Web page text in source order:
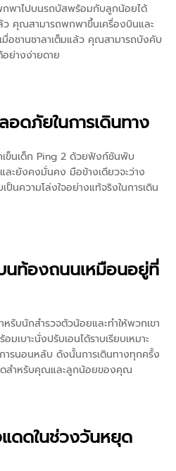
พาไปบนรถบัสพร้อมกับลูกน้อยได้
ว คุณสามารถพกพาขึ้นเครื่องบินและ
เมื่อชานชาลาเต็มแล้ว คุณสามารถบังคับ
ย่างง่ายดาย
อดภัยในการเดินทาง
ข็นเด็ก Ping 2 ด้วยฟังก์ชันพับ
ละยังคงมั่นคง มือข้างเดียวจะว่าง
ความโล่งใจอย่างแท้จริงในการเดิน
นท้องถนนเหมือนอยู่ที่
หรับนักสำรวจตัวน้อยและทำให้พวกเขา
เบาะนั่งปรับเอนได้ราบเรียบเหมาะ
รนอนหลับ ดังนั้นการเดินทางทุกครั้ง
ดสำหรับคุณและลูกน้อยของคุณ
ดดในช่วงวันหยุด